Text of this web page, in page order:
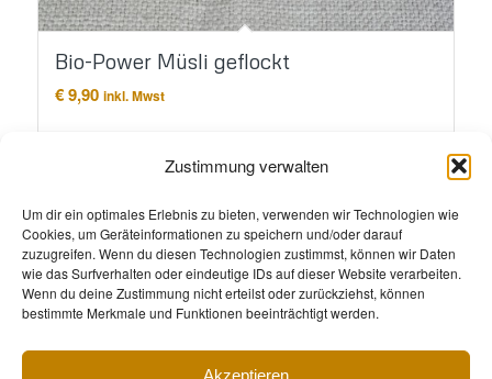
Zustimmung verwalten
Um dir ein optimales Erlebnis zu bieten, verwenden wir Technologien wie
Cookies, um Geräteinformationen zu speichern und/oder darauf
zuzugreifen. Wenn du diesen Technologien zustimmst, können wir Daten
wie das Surfverhalten oder eindeutige IDs auf dieser Website verarbeiten.
Wenn du deine Zustimmung nicht erteilst oder zurückziehst, können
bestimmte Merkmale und Funktionen beeinträchtigt werden.
Akzeptieren
Bio-Power Müsli geflockt
€9,90 inkl. Mwst